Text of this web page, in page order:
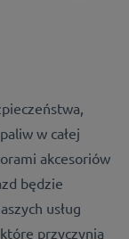
w całej
akcesoriów
będzie
usług
przyczynią